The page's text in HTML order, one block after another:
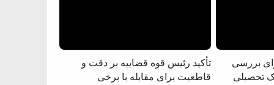
بررسی
تحصیلی
تأکید رئیس قوه قضاییه بر دقت و
قاطعیت برای مقابله با برخی